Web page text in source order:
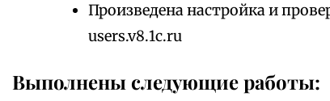
Произведена настройка и
users.v8.1c.ru
Выполнены следующие работы: